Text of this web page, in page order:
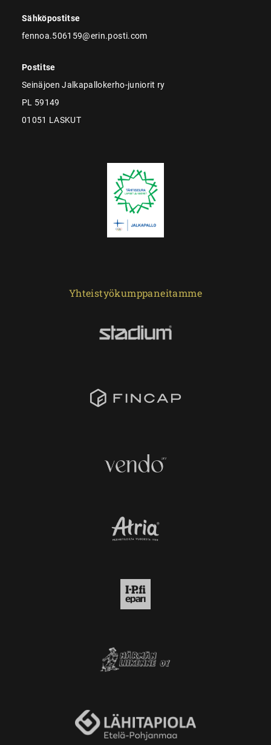
Sähköpostitse
fennoa.506159@erin.posti.com
Postitse
Seinäjoen Jalkapallokerho-juniorit ry
PL 59149
01051 LASKUT
Yhteistyökumppaneitamme